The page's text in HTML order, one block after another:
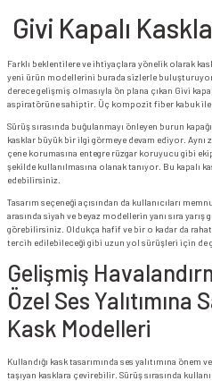
Givi Kapalı
Farklı beklentilere ve ihtiyaçlara yönelik olarak
yeni ürün modellerini burada sizlerle
derece gelişmiş olmasıyla ön plana çıkan Givi
aspiratörüne sahiptir. Üç kompozit fiber kabuk
Sürüş sırasında buğulanmayı önleyen burun
kasklar büyük bir ilgi görmeye devam ediyor.
çene korumasına entegre rüzgar koruyucu gibi
şekilde kullanılmasına olanak tanıyor. Bu kapalı
edebilirsiniz.
Tasarım seçeneği açısından da kullanıcıları
arasında siyah ve beyaz modellerin yanı sıra
görebilirsiniz. Oldukça hafif ve bir o kadar da
tercih edilebileceği gibi uzun yol sürüşleri için de
Gelişmiş
Özel Ses Yalıtımına
Kask Modelleri
Kullandığı kask tasarımında ses yalıtımına önem
taşıyan kasklara çevirebilir. Sürüş sırasında